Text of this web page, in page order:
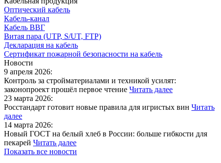
Оптический кабель
Кабель-канал
Кабель ВВГ
Витая пара (UTP, S/UT, FTP)
Декларация на кабель
Сертификат пожарной безопасности на кабель
Новости
9 апреля 2026:
Контроль за стройматериалами и техникой усилят:
законопроект прошёл первое чтение Читать далее
23 марта 2026:
Росстандарт готовит новые правила для игристых вин Читать
далее
14 марта 2026:
Новый ГОСТ на белый хлеб в России: больше гибкости для
пекарей Читать далее
Показать все новости